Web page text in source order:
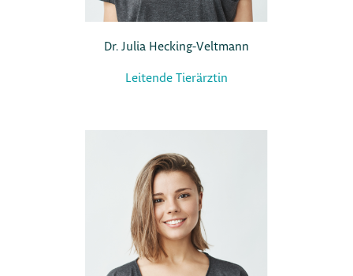
Dr. Julia Hecking-Veltmann
Leitende Tierärztin